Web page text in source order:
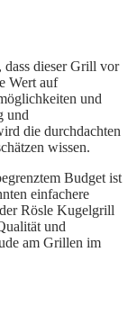
dass dieser Grill vor
Wert auf
und
und
die durchdachten
wissen.
Budget ist
einfachere
Rösle Kugelgrill
und
am Grillen im